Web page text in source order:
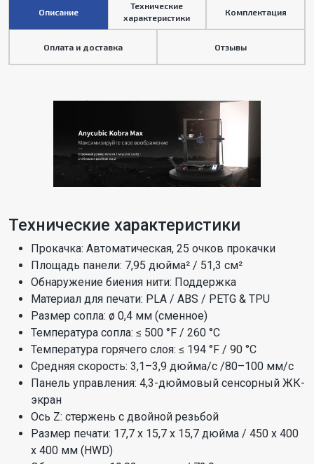
Описание
Технические
характеристики
Комплектация
Оплата и доставка Отзывы
Технические характеристики
Прокачка: Автоматическая, 25 очков прокачки
Площадь панели: 7,95 дюйма² / 51,3 см²
Обнаружение биения нити: Поддержка
Материал для печати: PLA / ABS / PETG & TPU
Размер сопла: ø 0,4 мм (сменное)
Температура сопла: ≤ 500 °F / 260 °C
Температура горячего слоя: ≤ 194 °F / 90 °C
Средняя скорость: 3,1–3,9 дюйма/с /80–100 мм/с
Панель управления: 4,3-дюймовый сенсорный ЖК-
экран
Ось Z: стержень с двойной резьбой
Размер печати: 17,7 х 15,7 х 15,7 дюйма / 450 х 400
х 400 мм (HWD)